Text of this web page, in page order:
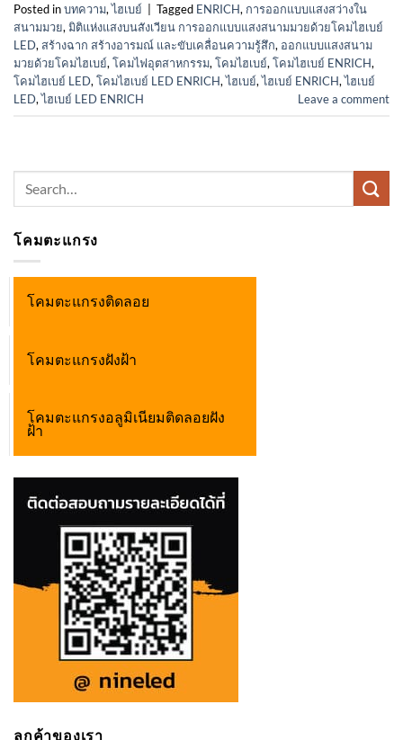
Posted inบทความ,ไฮเบย์ Tagged ENRICH, การออกแบบแสงสว่างใน
สนามมวย, มิติแห่งแสงบนสังเวียน การออกแบบแสงสนามมวยด้วยโคมไฮเบย์
LED, สร้างฉาก สร้างอารมณ์ และขับเคลื่อนความรู้สึก, ออกแบบแสงสนาม
มวยด้วยโคมไฮเบย์, โคมไฟอุตสาหกรรม, โคมไฮเบย์, โคมไฮเบย์ ENRICH,
โคมไฮเบย์ LED, โคมไฮเบย์ LED ENRICH,ไฮเบย์,ไฮเบย์ ENRICH,ไฮเบย์
LED,ไฮเบย์ LED ENRICH Leave a comment
โคมตะแกรง
โคมตะแกรงติดลอย
โคมตะแกรงฝังฝ้า
โคมตะแกรงอลูมิเนียมติดลอยฝัง
ฝ้า
ลูกค้าของเรา